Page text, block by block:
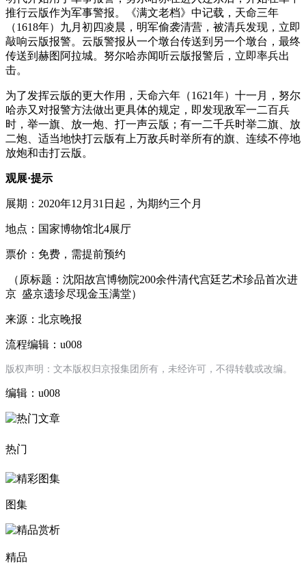
推行云版作为军事警报。《满文老档》中记载，天命三年
（1618年）九月初四凌晨，明军偷袭清营，被清兵发现，立即
敲响云版报警。云版警报从一个墩台传送到另一个墩台，最终
传送到赫图阿拉城。努尔哈赤闻听云版报警后，立即率兵出
击。
为了发挥云版的更大作用，天命六年（1621年）十一月，努尔
哈赤又对报警方法做出更具体的规定，即发现敌军一二百兵
时，举一旗、放一炮、打一声云版；有一二千兵时举二旗、放
二炮、适当地快打云版有上万敌兵时举所有的旗、连续不停地
放炮和击打云版。
观展·提示
展期：2020年12月31日起，为期约三个月
地点：国家博物馆北4展厅
票价：免费，需提前预约
（原标题：沈阳故宫博物院200余件清代宫廷艺术珍品首次进
京 盛京遗珍尽现金玉满堂）
来源：北京晚报
流程编辑：u008
版权声明：文本版权归京报集团所有，未经许可，不得转载或改编。
编辑：u008
热门
图集
精品